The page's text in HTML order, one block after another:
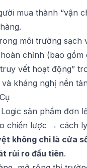
mua thành “vận
môi trường sạch
chỉnh (bao gồm
vết hoạt động”
kháng nghị nền
sản phẩm đơn
chiến lược → cách
không chỉ là cửa
rủi ro đầu tiên.